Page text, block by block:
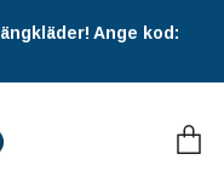
Ange kod: